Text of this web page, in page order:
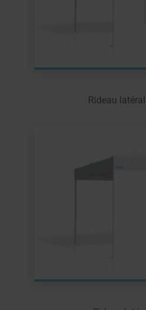
Rideau